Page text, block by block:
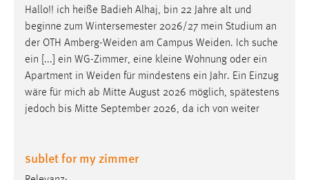
Hallo!! ich heiße Badieh Alhaj, bin 22 Jahre alt und
beginne zum Wintersemester 2026/27 mein Studium an
der OTH Amberg-Weiden am Campus Weiden. Ich suche
ein [...] ein WG-Zimmer, eine kleine Wohnung oder ein
Apartment in Weiden für mindestens ein Jahr. Ein Einzug
wäre für mich ab Mitte August 2026 möglich, spätestens
jedoch bis Mitte September 2026, da ich von weiter
sublet for my zimmer